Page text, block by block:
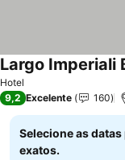
Hotel
Largo Imperiali
9,2 Excelente 160
Selecione as
exatos.